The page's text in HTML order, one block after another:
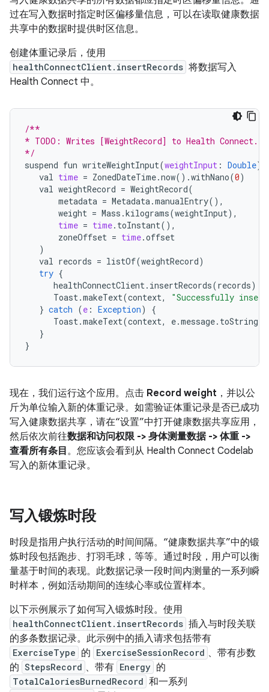
过在写入数据时指定时区偏移量信息，可以在读取健康数据
共享中的数据时提供时区信息。
创建体重记录后，使用
healthConnectClient.insertRecords 将数据写入
Health Connect 中。
/**
* TODO: Writes [WeightRecord] to Health Connect.
*/
suspend fun writeWeightInput(weightInput : Double)
val time = ZonedDateTime.now().withNano(0)
val weightRecord = WeightRecord(
metadata = Metadata.manualEntry(),
weight = Mass .kilograms(weightInput),
time = time. toInstant(),
zoneOffset = time.offset
)
val records = listOf(weightRecord)
try {
healthConnectClient. insertRecords(records)
Toast.makeText(context,
"Successfully
} catch (e : Exception)
{
Toast.makeText(context, e.message. toString
}
}
现在，我们运行这个应用。点击 Record weight ，并以公
斤为单位输入新的体重记录。如需验证体重记录是否已成功
写入健康数据共享，请在“设置”中打开健康数据共享应用，
然后依次前往数据和访问权限 -> 身体测量数据 -> 体重 ->
查看所有条目 。您应该会看到从 Health Connect Codelab
写入的新体重记录。
写入锻炼时段
时段是指用户执行活动的时间间隔。“健康数据共享”中的锻
炼时段包括跑步、打羽毛球，等等。通过时段，用户可以衡
量基于时间的表现。此数据记录一段时间内测量的一系列瞬
时样本，例如活动期间的连续心率或位置样本。
以下示例展示了如何写入锻炼时段。使用
healthConnectClient.insertRecords 插入与时段关联
的多条数据记录。此示例中的插入请求包括带有
ExerciseType 的 ExerciseSessionRecord 、带有步数
的 StepsRecord 、带有 Energy 的
TotalCaloriesBurnedRecord 和一系列